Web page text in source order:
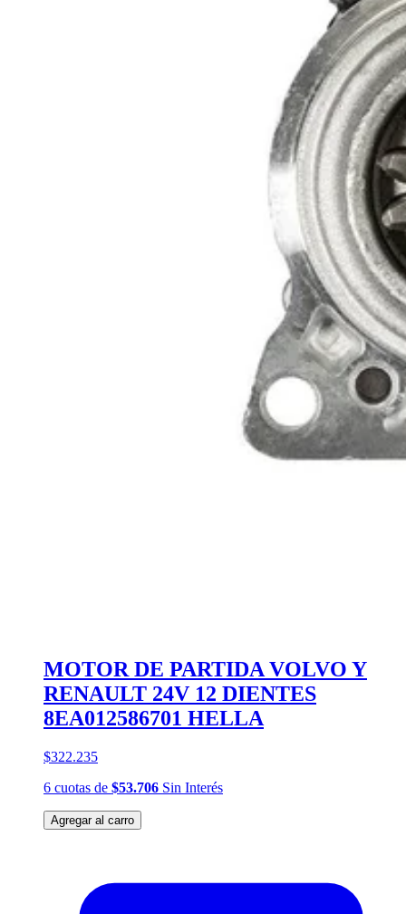
MOTOR DE PARTIDA VOLVO Y
RENAULT 24V 12 DIENTES
8EA012586701 HELLA
$322.235
6 cuotas de $53.706 Sin Interés
Agregar al carro